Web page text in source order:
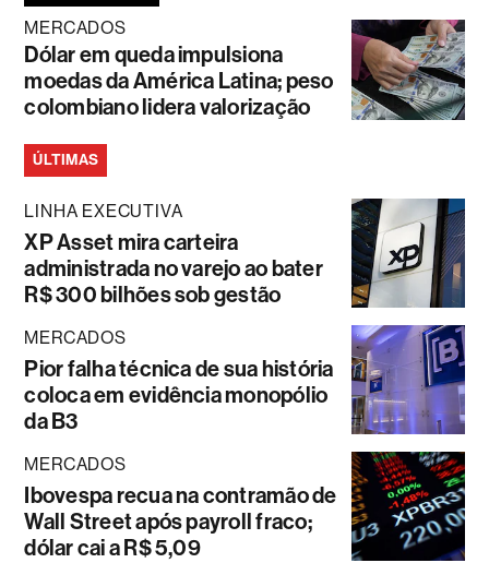
MERCADOS
Dólar em queda impulsiona
moedas da América Latina; peso
colombiano lidera valorização
ÚLTIMAS
LINHA EXECUTIVA
XP Asset mira carteira
administrada no varejo ao bater
R$ 300 bilhões sob gestão
MERCADOS
Pior falha técnica de sua história
coloca em evidência monopólio
da B3
MERCADOS
Ibovespa recua na contramão de
Wall Street após payroll fraco;
dólar cai a R$ 5,09